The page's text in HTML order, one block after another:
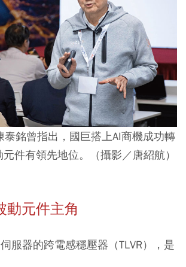
銘曾指出，國巨搭上AI商機成功轉
件有領先地位。（攝影／唐紹航）
動元件主角
服器的跨電感穩壓器（TLVR），是